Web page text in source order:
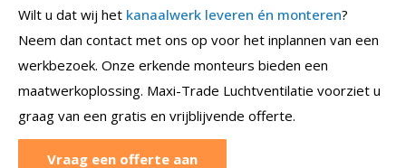
Wilt u dat wij het kanaalwerk leveren én monteren?
Neem dan contact met ons op voor het inplannen van een
werkbezoek. Onze erkende monteurs bieden een
maatwerkoplossing. Maxi-Trade Luchtventilatie voorziet u
graag van een gratis en vrijblijvende offerte.
Vraag een offerte aan